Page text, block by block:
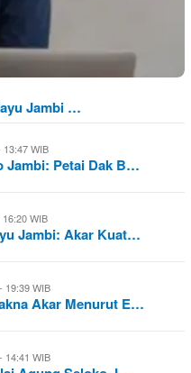
Jambi …
WIB
Jambi: Petai Dak B…
WIB
Jambi: Akar Kuat…
19:39 WIB
Akar Menurut E…
14:41 WIB